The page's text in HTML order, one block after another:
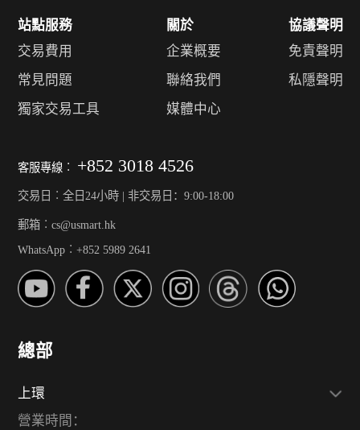
站點服務
交易費用
常見問題
獨家交易工具
關於
企業概要
聯絡我們
媒體中心
協議聲明
免責聲明
私隱聲明
客服專線︰ +852 3018 4526
交易日︰全日24小時 | 非交易日：9:00-18:00
郵箱︰cs@usmart.hk
WhatsApp︰+852 5989 2641
總部
上環
營業時間：